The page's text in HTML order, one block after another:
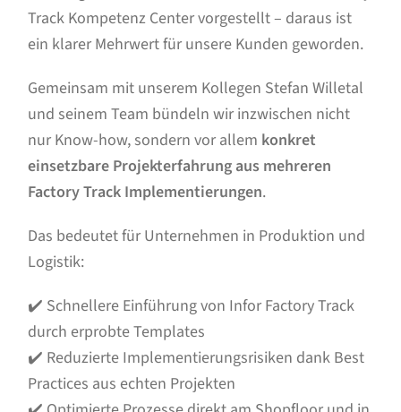
Track Kompetenz Center vorgestellt – daraus ist
ein klarer Mehrwert für unsere Kunden geworden.
Gemeinsam mit unserem Kollegen Stefan Willetal
und seinem Team bündeln wir inzwischen nicht
nur Know-how, sondern vor allem konkret
einsetzbare Projekterfahrung aus mehreren
Factory Track Implementierungen.
Das bedeutet für Unternehmen in Produktion und
Logistik:
✔️ Schnellere Einführung von Infor Factory Track
durch erprobte Templates
✔️ Reduzierte Implementierungsrisiken dank Best
Practices aus echten Projekten